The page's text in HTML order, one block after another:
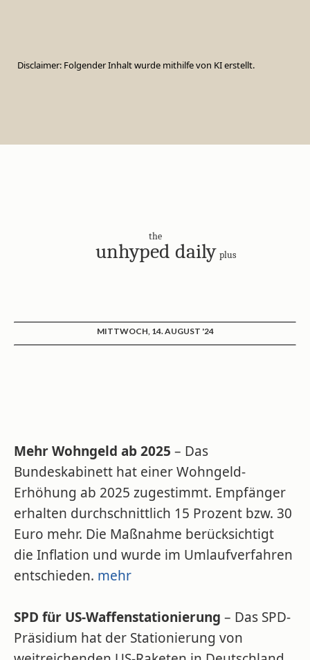
Disclaimer: Folgender Inhalt wurde mithilfe von KI erstellt.
the
unhyped daily plus
MITTWOCH, 14. AUGUST '24
Mehr Wohngeld ab 2025 – Das
Bundeskabinett hat einer Wohngeld-
Erhöhung ab 2025 zugestimmt. Empfänger
erhalten durchschnittlich 15 Prozent bzw. 30
Euro mehr. Die Maßnahme berücksichtigt
die Inflation und wurde im Umlaufverfahren
entschieden. mehr
SPD für US-Waffenstationierung – Das SPD-
Präsidium hat der Stationierung von